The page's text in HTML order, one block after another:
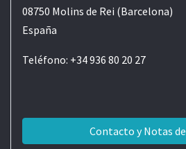
08750 Molins de Rei (Barcelona)
España
Teléfono: +34 936 80 20 27
Contacto y Notas